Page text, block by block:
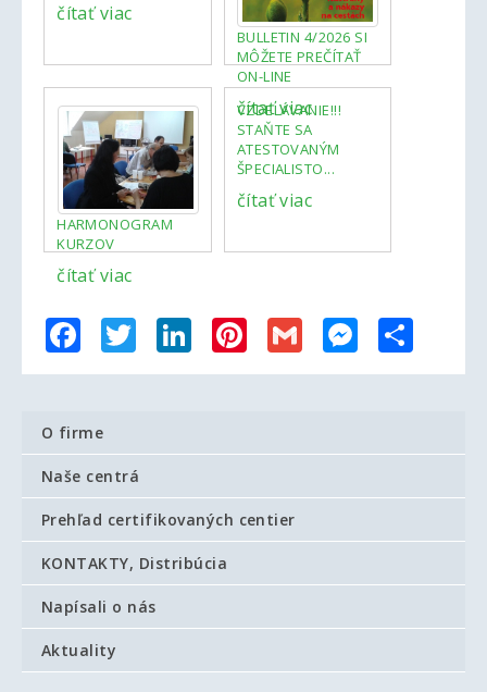
čítať viac
BULLETIN 4/2026 SI
MÔŽETE PREČÍTAŤ
ON-LINE
čítať viac
HARMONOGRAM
KURZOV
čítať viac
VZDELÁVANIE!!!
STAŇTE SA
ATESTOVANÝM
ŠPECIALISTO...
čítať viac
FacebookTwitterLinkedInPinterest
Gmail Messenger
O firme
Naše centrá
Prehľad certifikovaných centier
KONTAKTY, Distribúcia
Napísali o nás
Aktuality